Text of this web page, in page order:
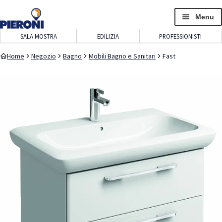
navigazione
contenuto
Menu
SALA MOSTRA EDILIZIA PROFESSIONISTI
Home Negozio Bagno Mobili Bagno e Sanitari Fast